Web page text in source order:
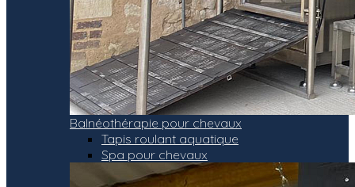
Balnéothérapie pour chevaux
Tapis roulant aquatique
Spa pour chevaux